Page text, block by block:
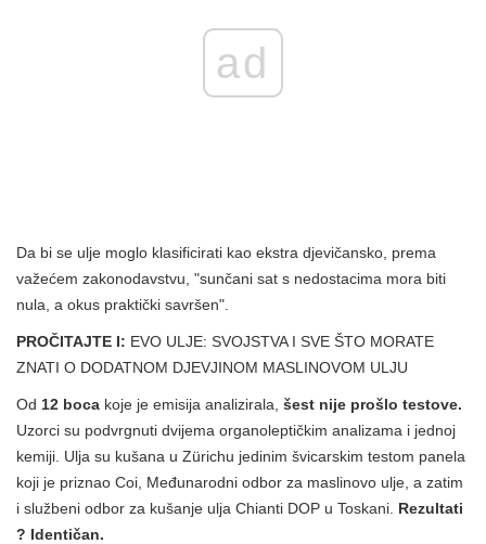
ad
Da bi se ulje moglo klasificirati kao ekstra djevičansko, prema
važećem zakonodavstvu, "sunčani sat s nedostacima mora biti
nula, a okus praktički savršen".
PROČITAJTE I: EVO ULJE: SVOJSTVA I SVE ŠTO MORATE
ZNATI O DODATNOM DJEVJINOM MASLINOVOM ULJU
Od 12 boca koje je emisija analizirala, šest nije prošlo testove.
Uzorci su podvrgnuti dvijema organoleptičkim analizama i jednoj
kemiji. Ulja su kušana u Zürichu jedinim švicarskim testom panela
koji je priznao Coi, Međunarodni odbor za maslinovo ulje, a zatim
i službeni odbor za kušanje ulja Chianti DOP u Toskani. Rezultati
? Identičan.